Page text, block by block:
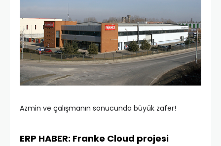
Azmin ve çalışmanın sonucunda büyük zafer!
ERP HABER: Franke Cloud projesi